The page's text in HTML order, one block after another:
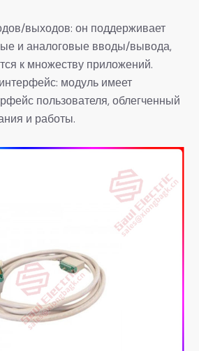
выходов: он поддерживает
и аналоговые вводы/вывода,
к множеству приложений.
модуль имеет
пользователя, облегченный
и работы.